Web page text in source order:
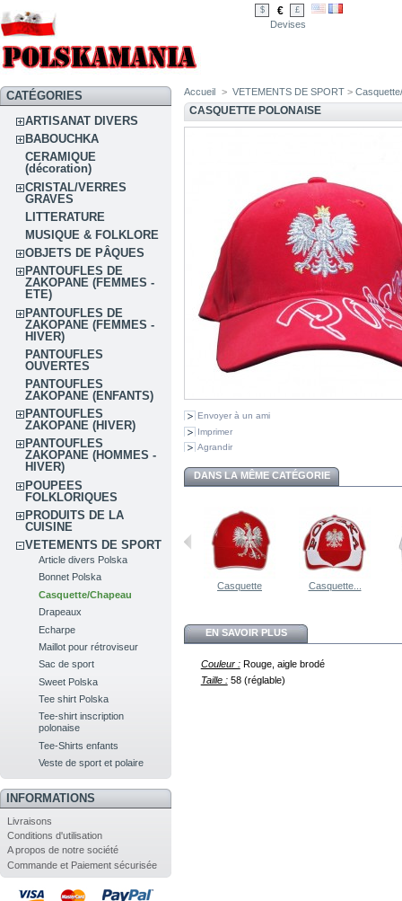
$ € £
Devises
CATÉGORIES
ARTISANAT DIVERS
BABOUCHKA
CERAMIQUE
(décoration)
CRISTAL/VERRES
GRAVES
LITTERATURE
MUSIQUE & FOLKLORE
OBJETS DE PÂQUES
PANTOUFLES DE
ZAKOPANE (FEMMES -
ETE)
PANTOUFLES DE
ZAKOPANE (FEMMES -
HIVER)
PANTOUFLES
OUVERTES
PANTOUFLES
ZAKOPANE (ENFANTS)
PANTOUFLES
ZAKOPANE (HIVER)
PANTOUFLES
ZAKOPANE (HOMMES -
HIVER)
POUPEES
FOLKLORIQUES
PRODUITS DE LA
CUISINE
VETEMENTS DE SPORT
Article divers Polska
Bonnet Polska
Casquette/Chapeau
Drapeaux
Echarpe
Maillot pour rétroviseur
Sac de sport
Sweet Polska
Tee shirt Polska
Tee-shirt inscription
polonaise
Tee-Shirts enfants
Veste de sport et polaire
INFORMATIONS
Livraisons
Conditions d'utilisation
A propos de notre société
Commande et Paiement sécurisée
Accueil > VETEMENTS DE SPORT >
CASQUETTE POLONAISE
Envoyer à un ami
Imprimer
Agrandir
DANS LA MÊME CATÉGORIE
Casquette Casquette...
EN SAVOIR PLUS
Couleur :Rouge, aigle brodé
Taille :58 (réglable)